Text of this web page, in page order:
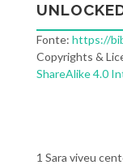
Fonte: https://
Copyrights &
ShareAlike 4.0
1 Sara viveu